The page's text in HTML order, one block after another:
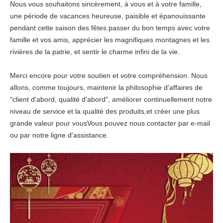
Nous vous souhaitons sincèrement, à vous et à votre famille,
une période de vacances heureuse, paisible et épanouissante
pendant cette saison des fêtes.passer du bon temps avec votre
famille et vos amis, apprécier les magnifiques montagnes et les
rivières de la patrie, et sentir le charme infini de la vie.
Merci encore pour votre soutien et votre compréhension. Nous
allons, comme toujours, maintenir la philosophie d'affaires de
"client d'abord, qualité d'abord", améliorer continuellement notre
niveau de service et la qualité des produits,et créer une plus
grande valeur pour vousVous pouvez nous contacter par e-mail
ou par notre ligne d'assistance.